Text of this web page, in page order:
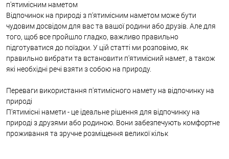
п'ятимісним наметом
Відпочинок на природі з п'ятимісним наметом може бути
чудовим досвідом для вас та вашої родини або друзів. Але для
того, щоб все пройшло гладко, важливо правильно
підготуватися до поїздки. У цій статті ми розповімо, як
правильно вибрати та встановити п'ятимісний намет, а також
які необхідні речі взяти з собою на природу.
Переваги використання п'ятимісного намету на відпочинку на
природі
П'ятимісні намети - це ідеальне рішення для відпочинку на
природі з друзями або родиною. Вони забезпечують комфортне
проживання та зручне розміщення великої кільк